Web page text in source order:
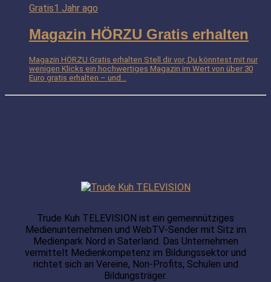
Gratis1 Jahr ago
Magazin HÖRZU Gratis erhalten
Magazin HÖRZU Gratis erhalten Stell dir vor, Du könntest mit nur
wenigen Klicks ein hochwertiges Magazin im Wert von über 30
Euro gratis erhalten – und...
Trude Kuh TELEVISION ist ein gemeinnütziges
Medienunternehmen und WebTV-Sender mit Sitz im
Medienpark Nord in Saterland. Das Unternehmen
vermittelt Medienkompetenz im Bildungssektor und
richtet sich an Vereine, Non-Profits, Schulen und
Bildungsträger.